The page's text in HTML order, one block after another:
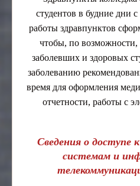
студентов в будние дни
работы здравпунктов
чтобы, по возможности,
заболевших и здоровых
заболеванию
время для оформления
отчетности, работы с
Сведения о доступе
системам и